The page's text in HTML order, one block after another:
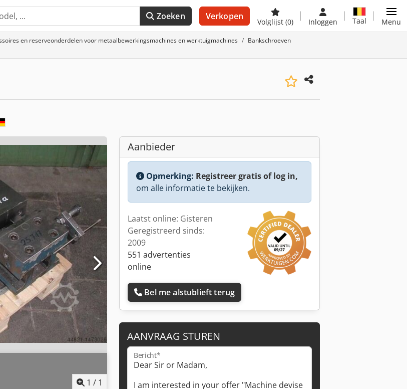
Zoeken Verkopen
Volglijst (0) Inloggen Taal Menu
en reserveonderdelen voor metaalbewerkingsmachines en werktuigmachines
Bankschroeven
Vraag meer foto's aan
1 / 1
Aanbieder
Opmerking: Registreer gratis of log in,
om alle informatie te bekijken.
Laatst online: Gisteren
Geregistreerd sinds:
2009
551 advertenties
online
Bel me alstublieft terug
AANVRAAG STUREN
Bericht*